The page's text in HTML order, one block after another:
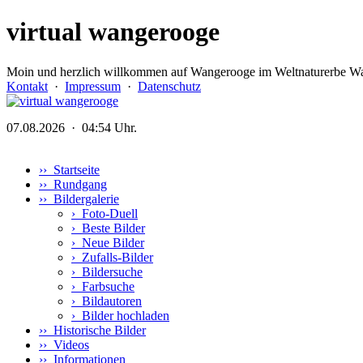
virtual wangerooge
Moin und herzlich willkommen auf Wangerooge im Weltnaturerbe
Kontakt · Impressum · Datenschutz
07.08.2026 · 04:54 Uhr.
›› Startseite
›› Rundgang
›› Bildergalerie
› Foto-Duell
› Beste Bilder
› Neue Bilder
› Zufalls-Bilder
› Bildersuche
› Farbsuche
› Bildautoren
› Bilder hochladen
›› Historische Bilder
›› Videos
›› Informationen